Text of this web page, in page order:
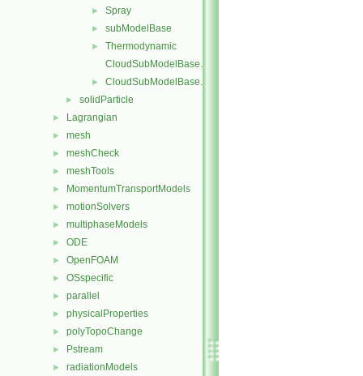
► Spray
► subModelBase
►
Thermodynamic
CloudSubModelBase.C
► CloudSubModelBase.H
► solidParticle
► Lagrangian
► mesh
► meshCheck
► meshTools
► MomentumTransportModels
► motionSolvers
► multiphaseModels
► ODE
► OpenFOAM
► OSspecific
► parallel
► physicalProperties
► polyTopoChange
► Pstream
► radiationModels